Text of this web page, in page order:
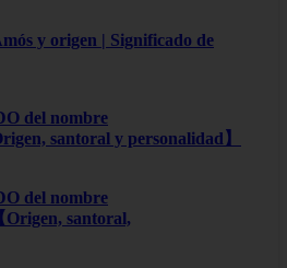
y origen | Significado de
del nombre
santoral y personalidad】
del nombre
santoral,